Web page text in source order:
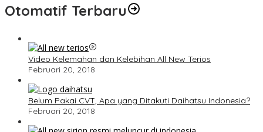
Otomatif Terbaru
Video Kelemahan dan Kelebihan All New Terios
Februari 20, 2018
Belum Pakai CVT, Apa yang Ditakuti Daihatsu Indonesia?
Februari 20, 2018